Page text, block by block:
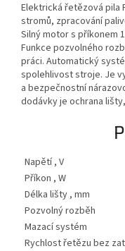
Elektrická řetězová pila
stromů, zpracování
Silný motor s příkonem
Funkce pozvolného
práci. Automatický
spolehlivost stroje. Je
a bezpečnostní
dodávky je ochrana
Napětí , V
Příkon , W
Délka lišty , mm
Pozvolný rozběh
Mazací systém
Rychlost řetězu bez